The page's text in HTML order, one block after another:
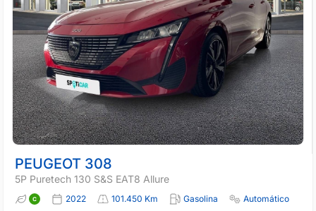
PEUGEOT 308
5P Puretech 130 S&S EAT8 Allure
2022 101.450 Km Gasolina
Automático